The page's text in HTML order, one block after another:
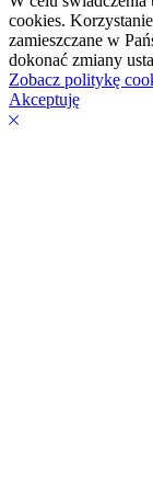
cookies.
zamieszczane w
dokonać zmiany
Zobacz politykę
Akceptuję